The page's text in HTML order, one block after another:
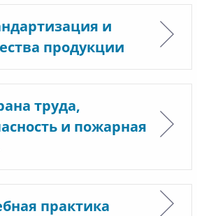
и
продукции
труда,
и пожарная
практика